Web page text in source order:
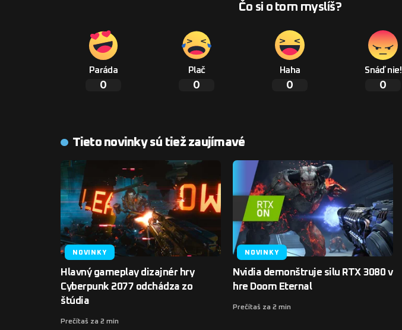
Čo si o tom myslíš?
Paráda
0
Plač
0
Haha
0
Snáď nie!
0
Tieto novinky sú tiež zaujímavé
NOVINKY
Hlavný gameplay dizajnér hry
Cyberpunk 2077 odchádza zo
štúdia
Prečítaš za 2 min
NOVINKY
Nvidia demonštruje silu RTX 3080 v
hre Doom Eternal
Prečítaš za 2 min